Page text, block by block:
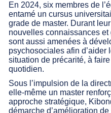
En 2024, six membres de
entamé un cursus
grade de master. Durant
nouvelles connaissances
sont aussi amenées à
psychosociales afin d’aider
situation de précarité, à
quotidien.
Sous l’impulsion de la
elle-même un master
approche stratégique,
démarche d’amélioration